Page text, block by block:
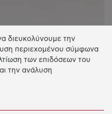
διευκολύνουμε την
περιεχομένου σύμφωνα
των επιδόσεων του
την ανάλυση